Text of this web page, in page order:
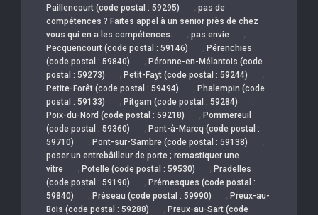
Paillencourt (code postal : 59295) , pas de
compétences ? Faites appel à un senior près de chez
vous qui en a les compétences.
, pas envie ,
Pecquencourt (code postal : 59146) , Pérenchies
(code postal : 59840)
, Péronne-en-Mélantois (code
postal : 59273)
, Petit-Fayt (code postal : 59244) ,
Petite-Forêt (code postal : 59494) , Phalempin (code
postal : 59133)
, Pitgam (code postal : 59284) ,
Poix-du-Nord (code postal : 59218) , Pommereuil
(code postal : 59360)
, Pont-à-Marcq (code postal :
59710)
, Pont-sur-Sambre (code postal : 59138) ,
poser un entrebâilleur de porte ; remastiquer une
vitre
, Potelle (code postal : 59530) , Pradelles
(code postal : 59190)
, Prémesques (code postal :
59840)
, Préseau (code postal : 59990) , Preux-au-
Bois (code postal : 59288)
, Preux-au-Sart (code